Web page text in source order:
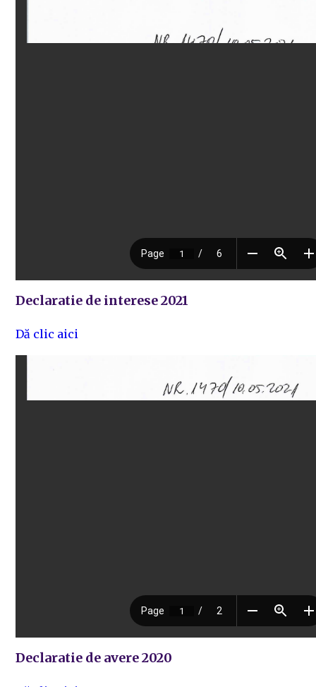
Declaratie de interese 2021
Dă clic aici
Declaratie de avere 2020